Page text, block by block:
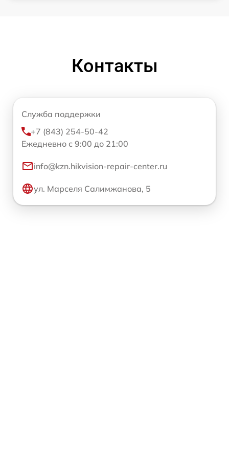
Контакты
Служба поддержки
+7 (843) 254-50-42
Ежедневно с 9:00 до 21:00
info@kzn.hikvision-repair-center.ru
ул. Марселя Салимжанова, 5